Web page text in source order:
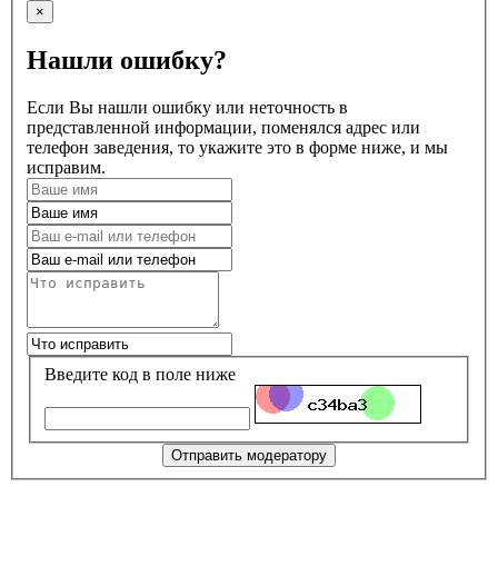
×
Нашли ошибку?
Если Вы нашли ошибку или неточность в
представленной информации, поменялся адрес или
телефон заведения, то укажите это в форме ниже, и мы
исправим.
Введите код в поле ниже
Отправить модератору